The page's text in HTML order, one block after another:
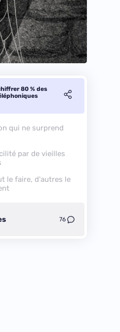
80 % des
qui ne surprend
par de vieilles
le faire, d'autres le
76